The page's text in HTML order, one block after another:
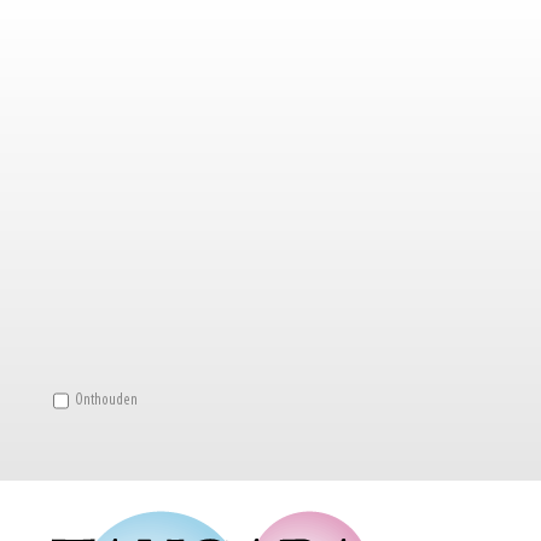
Onthouden